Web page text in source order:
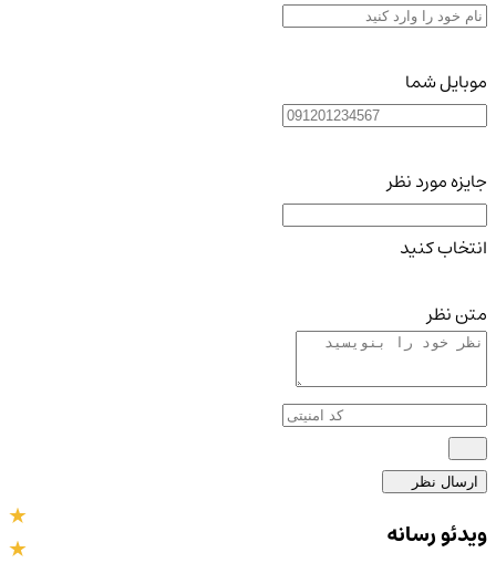
موبایل شما
جایزه مورد نظر
انتخاب کنید
متن نظر
ارسال نظر
ویدئو رسانه